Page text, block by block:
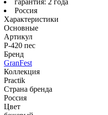
Россия
Характеристики
Основные
Артикул
P-420 пес
Бренд
GranFest
Коллекция
Practik
Страна бренда
Россия
Цвет